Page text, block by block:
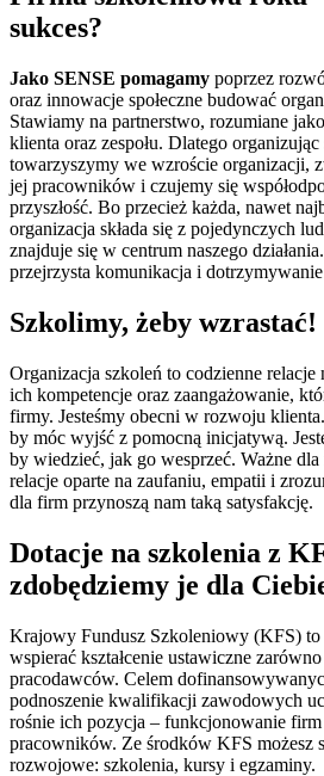
sukces?
Jako SENSE pomagamy poprzez
oraz innowacje społeczne budować
Stawiamy na partnerstwo, rozumiane
klienta oraz zespołu. Dlatego
towarzyszymy we wzroście organizacji,
jej pracowników i czujemy się
przyszłość. Bo przecież każda, nawet
organizacja składa się z pojedynczych
znajduje się w centrum naszego
przejrzysta komunikacja i dotrzymywanie
Szkolimy, żeby wzrastać!
Organizacja szkoleń to codzienne
ich kompetencje oraz zaangażowanie,
firmy. Jesteśmy obecni w rozwoju
by móc wyjść z pomocną inicjatywą.
by wiedzieć, jak go wesprzeć. Ważne dla
relacje oparte na zaufaniu, empatii i
dla firm przynoszą nam taką satysfakcję.
Dotacje na szkolenia z
zdobędziemy je dla
Krajowy Fundusz Szkoleniowy (KFS) to
wspierać kształcenie ustawiczne
pracodawców. Celem
podnoszenie kwalifikacji zawodowych
rośnie ich pozycja – funkcjonowanie firm
pracowników. Ze środków KFS możesz
rozwojowe: szkolenia, kursy i egzaminy.